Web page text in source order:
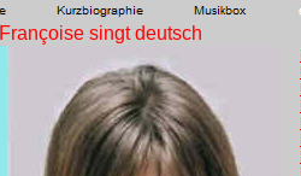
Françoise singt deutsch